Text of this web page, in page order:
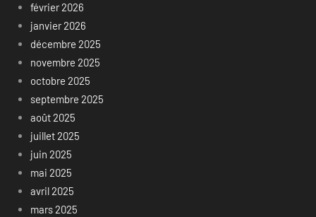
février 2026
janvier 2026
décembre 2025
novembre 2025
octobre 2025
septembre 2025
août 2025
juillet 2025
juin 2025
mai 2025
avril 2025
mars 2025